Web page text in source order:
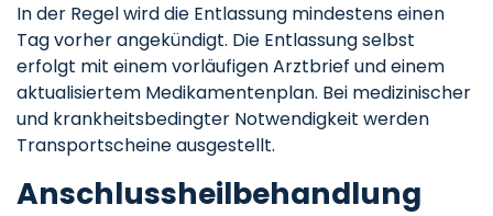
In der Regel wird die Entlassung mindestens einen
Tag vorher angekündigt. Die Entlassung selbst
erfolgt mit einem vorläufigen Arztbrief und einem
aktualisiertem Medikamentenplan. Bei medizinischer
und krankheitsbedingter Notwendigkeit werden
Transportscheine ausgestellt.
Anschlussheilbehandlung